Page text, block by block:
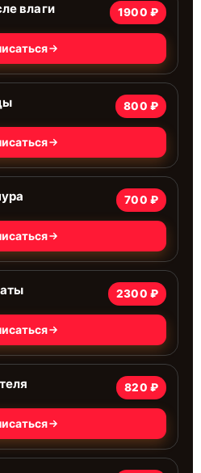
влаги 1900 ₽
800 ₽
700 ₽
2300 ₽
820 ₽